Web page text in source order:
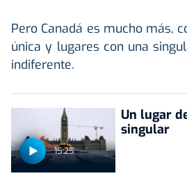
Pero Canadá es mucho más,
única y lugares con una
indiferente.
15:25
Un lugar
singular